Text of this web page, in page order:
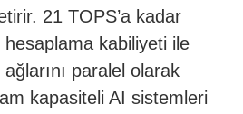
21 TOPS’a kadar
hesaplama kabiliyeti ile
paralel olarak
kapasiteli AI sistemleri